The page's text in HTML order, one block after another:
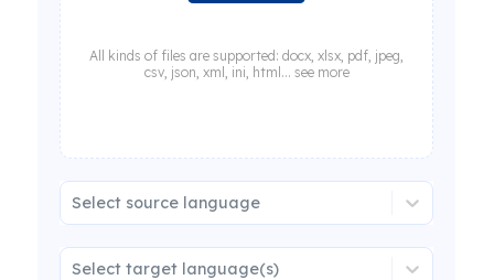
All kinds of files are supported: docx, xlsx, pdf, jpeg,
csv, json, xml, ini, html... see more
Select source language
Select target language(s)